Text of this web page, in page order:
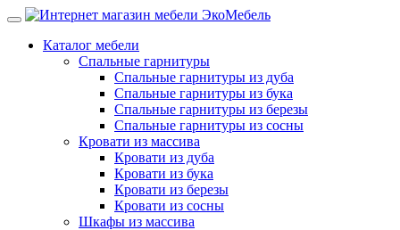
Каталог мебели
Спальные гарнитуры
Спальные гарнитуры из дуба
Спальные гарнитуры из бука
Спальные гарнитуры из березы
Спальные гарнитуры из сосны
Кровати из массива
Кровати из дуба
Кровати из бука
Кровати из березы
Кровати из сосны
Шкафы из массива